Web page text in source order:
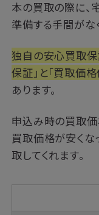
本の買取の際に、
準備する手間がな
独自の安心買取保
保証」と「買取価
あります。
申込み時の買取価
買取価格が安く
取してくれます。